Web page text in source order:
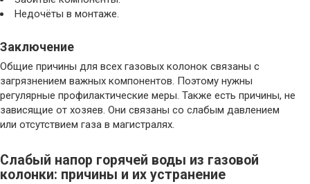
Недочёты в монтаже.
Заключение
Общие причины для всех газовых колонок связаны с
загрязнением важных компонентов. Поэтому нужны
регулярные профилактические меры. Также есть причины, не
зависящие от хозяев. Они связаны со слабым давлением
или отсутствием газа в магистралях.
Слабый напор горячей воды из газовой
колонки: причины и их устранение